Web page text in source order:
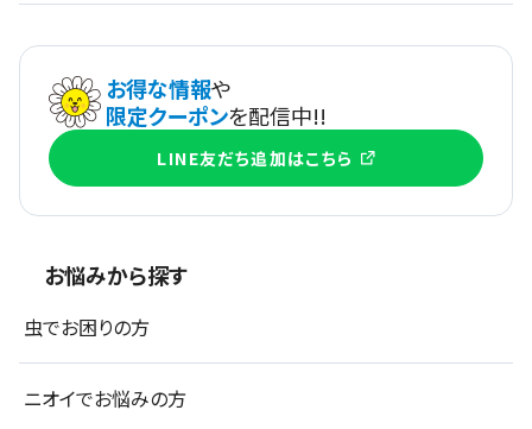
お得な情報や
限定クーポンを配信中!!
LINE友だち追加はこちら
お悩みから探す
虫でお困りの方
ニオイでお悩みの方